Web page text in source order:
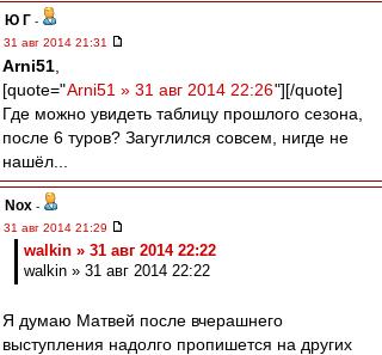
Ю Г -
31 авг 2014 21:31
Arni51
[quote="Arni51 » 31 авг 2014 22:26"][/quote]
Где можно увидеть таблицу прошлого сезона,
после 6 туров? Загуглился совсем, нигде не
нашёл...
Nox -
31 авг 2014 21:29
walkin » 31 авг 2014 22:22
walkin » 31 авг 2014 22:22
Я думаю Матвей после вчерашнего
выступления надолго пропишется на других